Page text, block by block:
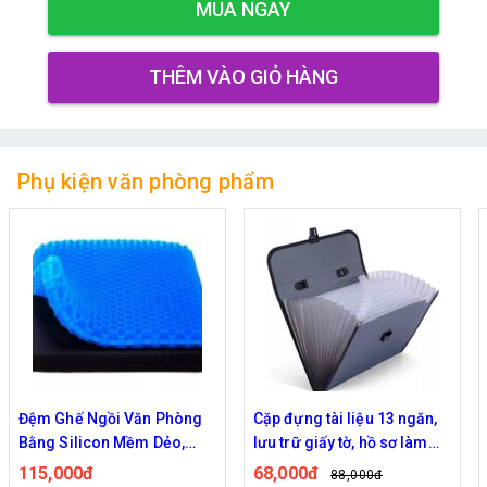
MUA NGAY
THÊM VÀO GIỎ HÀNG
Phụ kiện văn phòng phẩm
Cặp đựng tài liệu 13 ngăn,
lưu trữ giấy tờ, hồ sơ làm
việc ngăn nắp
68,000đ
Đệm Ghế Ngồi Văn Phòng
Bằng Silicon Mềm Dẻo,
Kiểu Dáng Tổ Ong Thoáng
115,000đ